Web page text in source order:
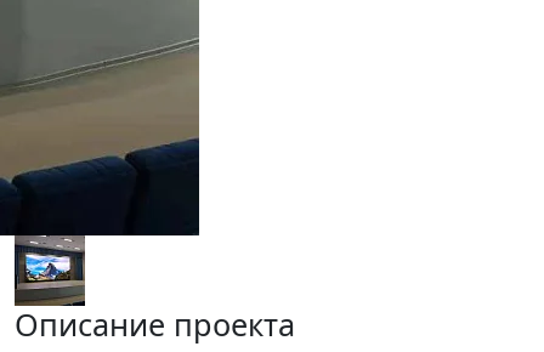
Описание проекта